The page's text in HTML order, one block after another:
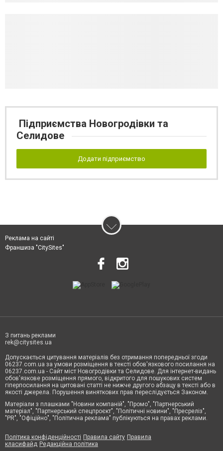
Підприємства Новогродівки та
Селидове
Додати підприємство
Реклама на сайті
Франшиза "CitySites"
З питань реклами
rek@citysites.ua
Допускається цитування матеріалів без отримання попередньої згоди
06237.com.ua за умови розміщення в тексті обов'язкового посилання на
06237.com.ua - Сайт міст Новогродівки та Селидове. Для інтернет-видань
обов'язкове розміщення прямого, відкритого для пошукових систем
гіперпосилання на цитовані статті не нижче другого абзацу в тексті або в
якості джерела. Порушення виняткових прав переслідується Законом.
Матеріали з плашками "Новини компаній", "Промо", "Партнерський
матеріал", "Партнерський спецпроєкт", "Політичні новини", "Пресреліз",
"PR", "Офіційно", "Політична реклама" публікуються на правах реклами.
Політика конфіденційності Правила сайту Правила
класифайд Редакційна політика